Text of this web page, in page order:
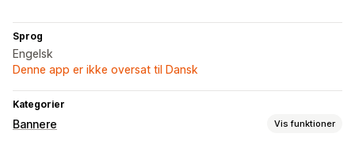
Sprog
Engelsk
Denne app er ikke oversat til Dansk
Kategorier
Bannere Vis funktioner